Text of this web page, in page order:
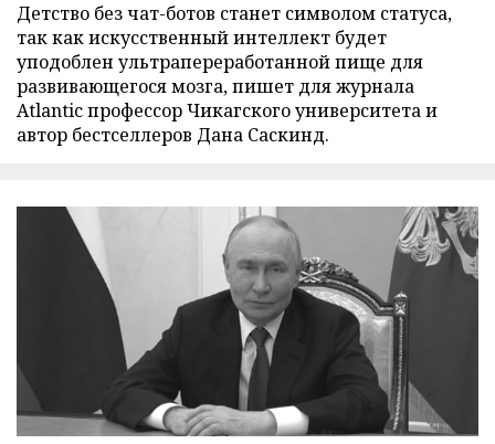
Детство без чат-ботов станет символом статуса,
так как искусственный интеллект будет
уподоблен ультрапереработанной пище для
развивающегося мозга, пишет для журнала
Atlantic профессор Чикагского университета и
автор бестселлеров Дана Саскинд.